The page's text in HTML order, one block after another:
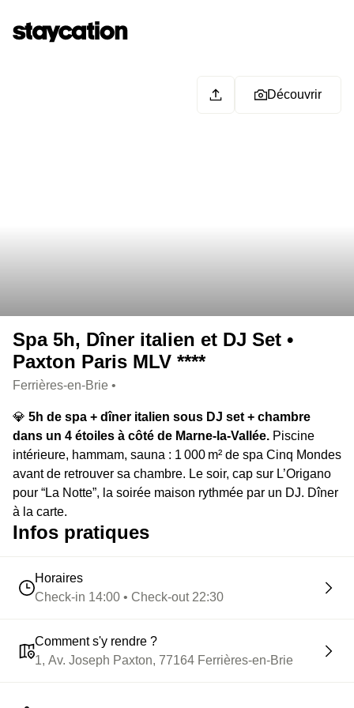
Découvrir
Spa 5h, Dîner italien et DJ Set •
Paxton Paris MLV ****
Ferrières-en-Brie •
💎 5h de spa + dîner italien sous DJ set + chambre
dans un 4 étoiles à côté de Marne-la-Vallée. Piscine
intérieure, hammam, sauna : 1 000 m² de spa Cinq Mondes
avant de retrouver sa chambre. Le soir, cap sur L’Origano
pour “La Notte”, la soirée maison rythmée par un DJ. Dîner
à la carte.
Infos pratiques
Horaires
Check-in 14:00 • Check-out 22:30
Comment s'y rendre ?
1, Av. Joseph Paxton, 77164 Ferrières-en-Brie